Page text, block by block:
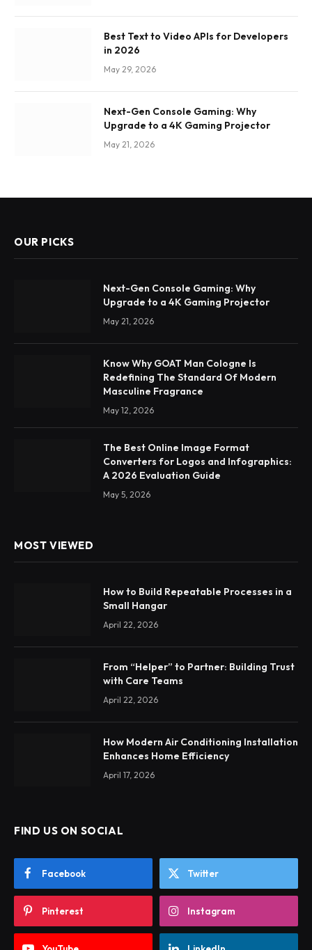
Best Text to Video APIs for Developers
in 2026
May 29, 2026
Next-Gen Console Gaming: Why
Upgrade to a 4K Gaming Projector
May 21, 2026
OUR PICKS
Next-Gen Console Gaming: Why
Upgrade to a 4K Gaming Projector
May 21, 2026
Know Why GOAT Man Cologne Is
Redefining The Standard Of Modern
Masculine Fragrance
May 12, 2026
The Best Online Image Format
Converters for Logos and Infographics:
A 2026 Evaluation Guide
May 5, 2026
MOST VIEWED
How to Build Repeatable Processes in a
Small Hangar
April 22, 2026
From “Helper” to Partner: Building Trust
with Care Teams
April 22, 2026
How Modern Air Conditioning Installation
Enhances Home Efficiency
April 17, 2026
FIND US ON SOCIAL
Facebook Twitter
Pinterest Instagram